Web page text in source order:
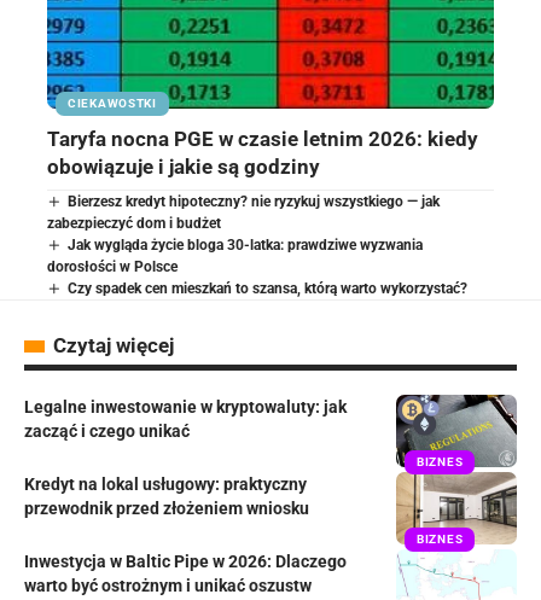
CIEKAWOSTKI
Taryfa nocna PGE w czasie letnim 2026: kiedy
obowiązuje i jakie są godziny
Bierzesz kredyt hipoteczny? nie ryzykuj wszystkiego — jak
zabezpieczyć dom i budżet
Jak wygląda życie bloga 30-latka: prawdziwe wyzwania
dorosłości w Polsce
Czy spadek cen mieszkań to szansa, którą warto wykorzystać?
Czytaj więcej
BIZNES
Legalne inwestowanie w kryptowaluty: jak
zacząć i czego unikać
BIZNES
Kredyt na lokal usługowy: praktyczny
przewodnik przed złożeniem wniosku
Inwestycja w Baltic Pipe w 2026: Dlaczego
warto być ostrożnym i unikać oszustw